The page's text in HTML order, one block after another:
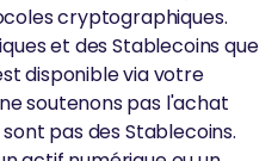
cryptographiques.
et des Stablecoins que
disponible via votre
soutenons pas l'achat
pas des Stablecoins.